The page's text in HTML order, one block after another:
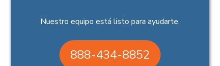
Nuestro equipo está listo para ayudarte.
888-434-8852